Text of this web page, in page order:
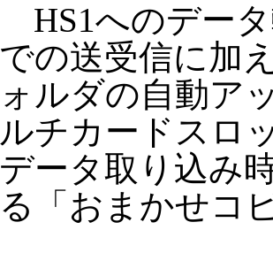
HS1へのデー
での送受信に加
ォルダの自動ア
ルチカードスロ
データ取り込み
る「おまかせコ